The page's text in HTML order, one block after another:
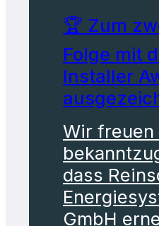
🏆 Zum
Folge mit
Installer
Wir freuen
dass
GmbH